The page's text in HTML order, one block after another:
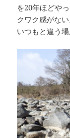
を20年ほどや
クワク感がな
いつもと違う